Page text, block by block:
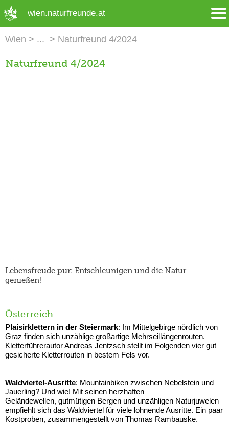
wien.naturfreunde.at
Wien Naturfreund 4/2024
Naturfreund 4/2024
Lebensfreude pur: Entschleunigen und die Natur
genießen!
Österreich
Plaisirklettern in der Steiermark: Im Mittelgebirge nördlich von
Graz finden sich unzählige großartige Mehrseillängenrouten.
Kletterführerautor Andreas Jentzsch stellt im Folgenden vier gut
gesicherte Kletterrouten in bestem Fels vor.
Waldviertel-Ausritte: Mountainbiken zwischen Nebelstein und
Jauerling? Und wie! Mit seinen herzhaften
Geländewellen, gutmütigen Bergen und unzähligen Naturjuwelen
empfiehlt sich das Waldviertel für viele lohnende Ausritte. Ein paar
Kostproben, zusammengestellt von Thomas Rambauske.